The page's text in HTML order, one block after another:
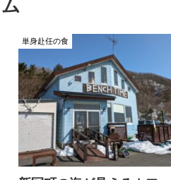
単身赴任の食